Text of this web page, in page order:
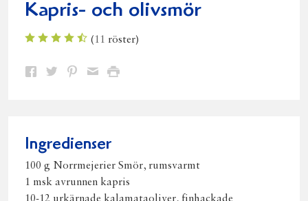
Kapris- och olivsmör
(11 röster)
Dela Dela Dela DelaSkriv
Ingredienser
100 g Norrmejerier Smör, rumsvarmt
1 msk avrunnen kapris